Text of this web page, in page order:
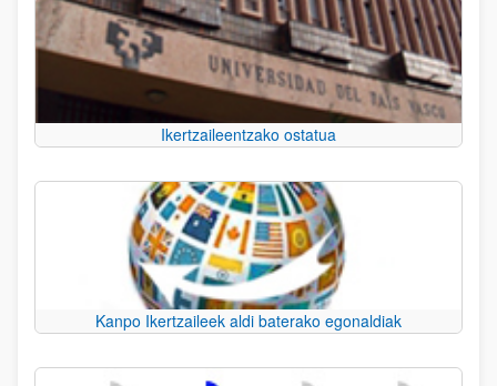
Ikertzaileentzako ostatua
Kanpo Ikertzaileek aldi baterako egonaldiak